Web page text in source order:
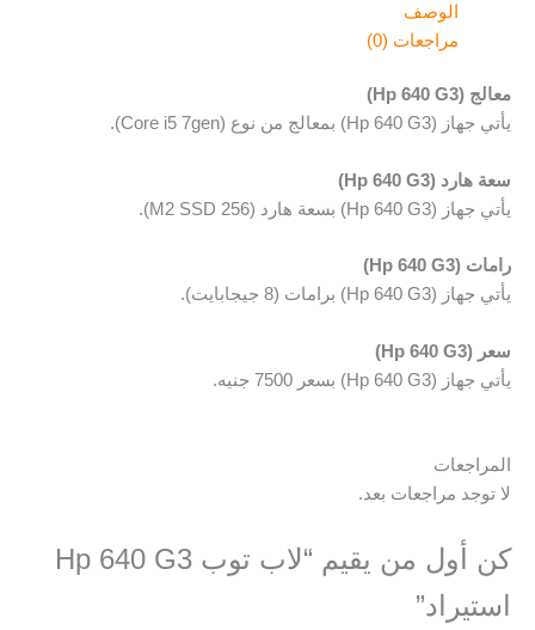
الوصف
مراجعات (0)
معالج (Hp 640 G3)
يأتي جهاز (Hp 640 G3) بمعالج من نوع (Core i5 7gen).
سعة هارد (Hp 640 G3)
يأتي جهاز (Hp 640 G3) بسعة هارد (M2 SSD 256).
رامات (Hp 640 G3)
يأتي جهاز (Hp 640 G3) برامات (8 جيجابايت).
سعر (Hp 640 G3)
يأتي جهاز (Hp 640 G3) بسعر 7500 جنيه.
المراجعات
لا توجد مراجعات بعد.
كن أول من يقيم “لاب توب Hp 640 G3
استيراد”